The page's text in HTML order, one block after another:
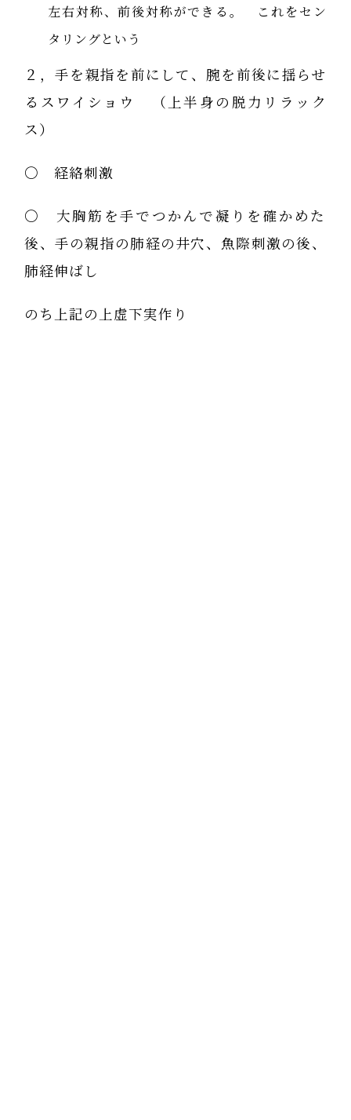
左右対称、前後対称ができる。 これをセン
タリングという
２，手を親指を前にして、腕を前後に揺らせ
るスワイショウ （上半身の脱力リラック
ス）
〇 経絡刺激
〇 大胸筋を手でつかんで凝りを確かめた
後、手の親指の肺経の井穴、魚際刺激の後、
肺経伸ばし
のち上記の上虚下実作り